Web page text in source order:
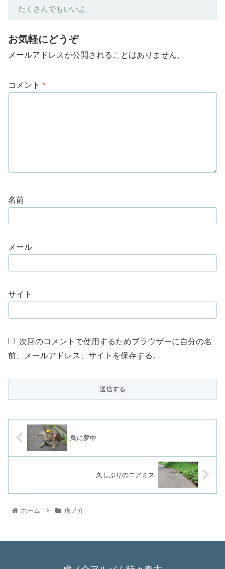
たくさんでもいいよ
お気軽にどうぞ
メールアドレスが公開されることはありません。
コメント *
名前
メール
サイト
次回のコメントで使用するためブラウザーに自分の名
前、メールアドレス、サイトを保存する。
鳥に夢中
久しぶりのニアミス
ホーム 虎ノ介